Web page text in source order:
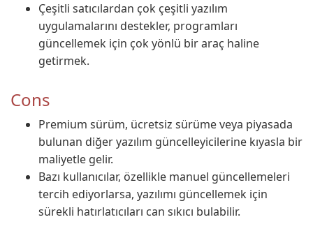
Çeşitli satıcılardan çok çeşitli yazılım
uygulamalarını destekler, programları
güncellemek için çok yönlü bir araç haline
getirmek.
Cons
Premium sürüm, ücretsiz sürüme veya piyasada
bulunan diğer yazılım güncelleyicilerine kıyasla bir
maliyetle gelir.
Bazı kullanıcılar, özellikle manuel güncellemeleri
tercih ediyorlarsa, yazılımı güncellemek için
sürekli hatırlatıcıları can sıkıcı bulabilir.